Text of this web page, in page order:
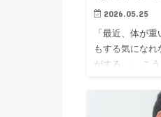
2026.05.25
「最近、体が
もする気にな
がする。」 こ
「食事がその…